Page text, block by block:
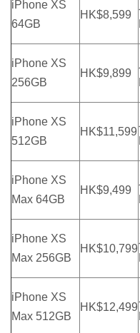
iPhone XS
64GB
HK$8,599
iPhone XS
256GB
HK$9,899
iPhone XS
512GB
HK$11,599
iPhone XS
Max 64GB
HK$9,499
iPhone XS
Max 256GB
HK$10,799
iPhone XS
Max 512GB
HK$12,499